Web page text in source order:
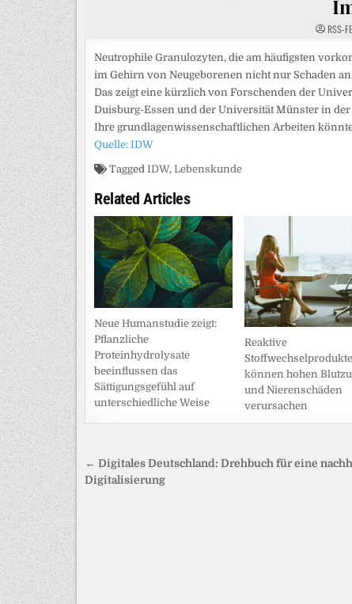
RSS-
Neutrophile Granulozyten, die am häufigsten
im Gehirn von Neugeborenen nicht nur Schaden
Das zeigt eine kürzlich von Forschenden der
Duisburg-Essen und der Universität Münster in
Ihre grundlagenwissenschaftlichen Arbeiten
Quelle: IDW
Tagged IDW, Lebenskunde
Related Articles
Neue Humanstudie zeigt:
Pflanzliche
Proteinhydrolysate
beeinflussen das
Sättigungsgefühl auf
unterschiedliche Weise
Reaktive
Stoffwechselprodukte
können hohen
und Nierenschäden
verursachen
Beitragsnavigation
← Digitales Deutschland: Drehbuch für eine
Digitalisierung